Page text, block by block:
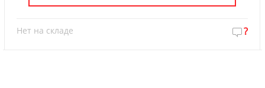
Нет на складе ?